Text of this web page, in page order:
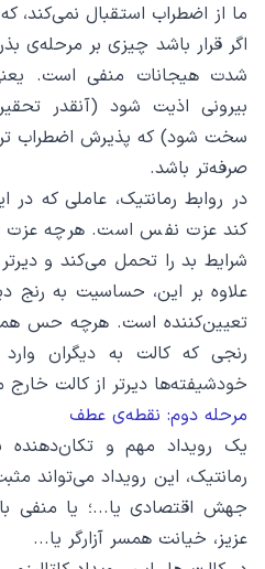
ما از اضطراب استقبال نمی‌کند،
اگر قرار باشد چیزی بر مرحله‌ی
شدت هیجانات منفی است.
بیرونی اذیت شود (آنقدر
سخت شود) که پذیرش اضطراب
صرفه‌تر باشد.
در روابط رمانتیک، عاملی که
کند عزت نفس است. هرچه عزت
شرایط بد را تحمل می‌کند و
علاوه بر این، حساسیت به
تعیین‌کننده است. هرچه حس
رنجی که کالت به دیگران
خودشیفته‌ها دیرتر از کالت
مرحله دوم: نقطه‌ی عطف
یک رویداد مهم و تکان‌دهنده
رمانتیک، این رویداد می‌تواند
جهش اقتصادی یا...؛ یا منفی
عزیز، خیانت همسر آزارگر یا...